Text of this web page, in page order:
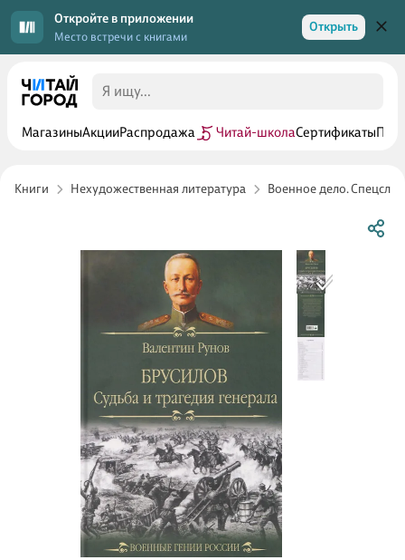
Откройте в приложении
Место встречи с книгами
Открыть
МагазиныАкцииРаспродажа Читай-школаСертификаты
Книги Нехудожественная литература Военное дело.